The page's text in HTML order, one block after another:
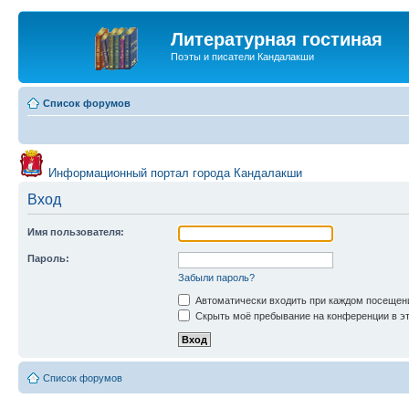
Литературная гостиная
Поэты и писатели Кандалакши
Список форумов
Информационный портал города Кандалакши
Вход
Имя пользователя:
Пароль:
Забыли пароль?
Автоматически входить при каждом
Скрыть моё пребывание на конференции в
Список форумов